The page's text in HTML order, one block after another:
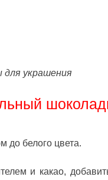
для украшения
до белого цвета.
и какао,